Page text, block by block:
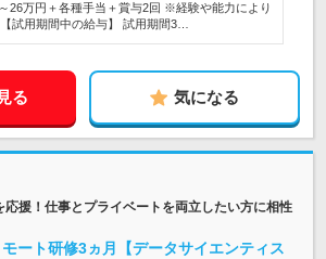
26万円＋各種手当＋賞与2回 ※経験や能力により
試用期間中の給与】 試用期間3…
る 気になる
応援！仕事とプライベートを両立したい方に相性
ート研修3ヵ月【データサイエンティス